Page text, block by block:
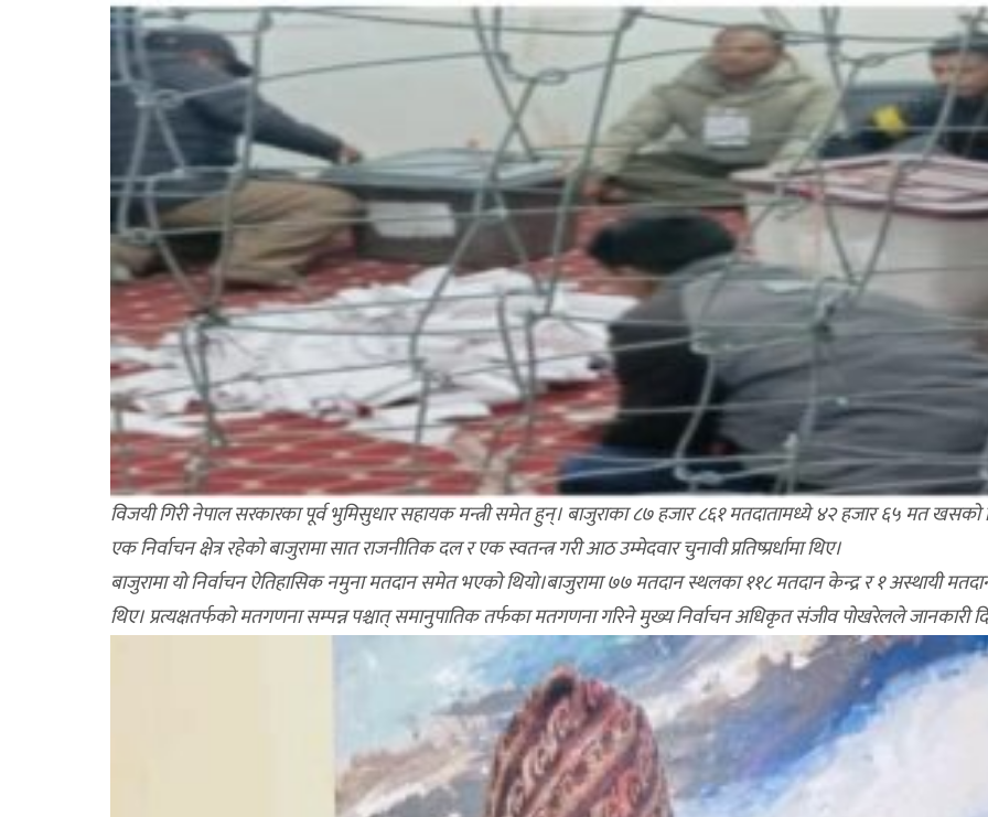
विजयी गिरी नेपाल सरकारका पूर्व भुमिसुधार सहायक मन्त्री समेत हुन्। बाजुराका ८७ हजार ८६१ मतदातामध्ये ४२ हजार ६५ मत खसको
एक निर्वाचन क्षेत्र रहेको बाजुरामा सात राजनीतिक दल र एक स्वतन्त्र गरी आठ उम्मेदवार चुनावी प्रतिष्प्रर्धामा थिए।
बाजुरामा याे निर्वाचन ऐतिहासिक नमुना मतदान समेत भएको थियाे।बाजुरामा ७७ मतदान स्थलका ११८ मतदान केन्द्र र १ अस्थायी
थिए। प्रत्यक्षतर्फकाे मतगणना सम्पन्न पश्चात् समानुपातिक तर्फका मतगणना गरिने मुख्य निर्वाचन अधिकृत संजीव पाेखरेलले जानकारी